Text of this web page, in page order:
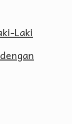
Laki